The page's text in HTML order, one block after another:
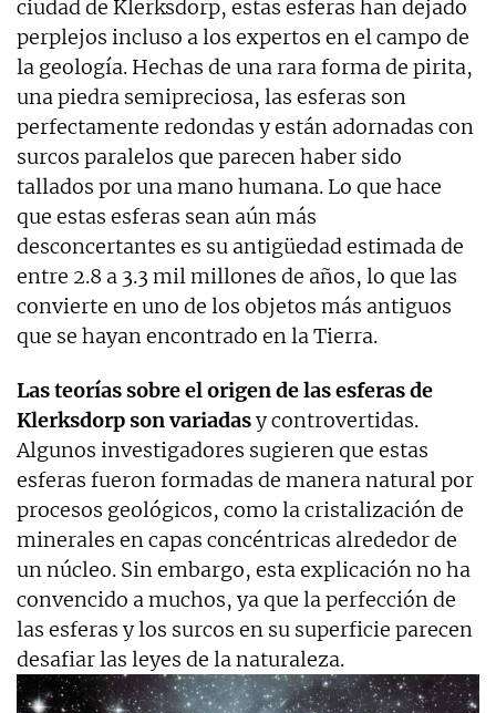
ciudad de Klerksdorp, estas esferas han dejado
perplejos incluso a los expertos en el campo de
la geología. Hechas de una rara forma de pirita,
una piedra semipreciosa, las esferas son
perfectamente redondas y están adornadas con
surcos paralelos que parecen haber sido
tallados por una mano humana. Lo que hace
que estas esferas sean aún más
desconcertantes es su antigüedad estimada de
entre 2.8 a 3.3 mil millones de años, lo que las
convierte en uno de los objetos más antiguos
que se hayan encontrado en la Tierra.
Las teorías sobre el origen de las esferas de
Klerksdorp son variadasy controvertidas.
Algunos investigadores sugieren que estas
esferas fueron formadas de manera natural por
procesos geológicos, como la cristalización de
minerales en capas concéntricas alrededor de
un núcleo. Sin embargo, esta explicación no ha
convencido a muchos, ya que la perfección de
las esferas y los surcos en su superficie parecen
desafiar las leyes de la naturaleza.